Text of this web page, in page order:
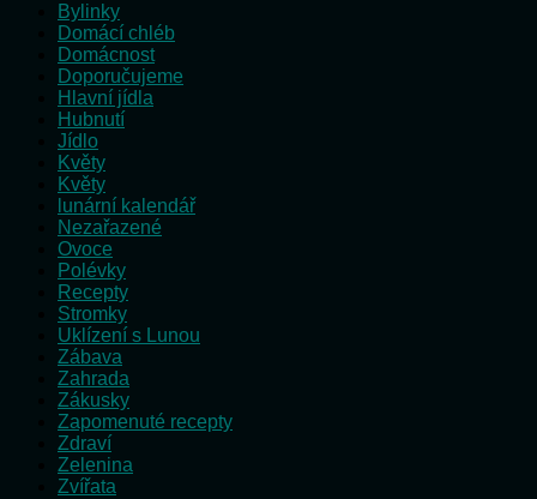
Bylinky
Domácí chléb
Domácnost
Doporučujeme
Hlavní jídla
Hubnutí
Jídlo
Květy
Květy
lunární kalendář
Nezařazené
Ovoce
Polévky
Recepty
Stromky
Uklízení s Lunou
Zábava
Zahrada
Zákusky
Zapomenuté recepty
Zdraví
Zelenina
Zvířata